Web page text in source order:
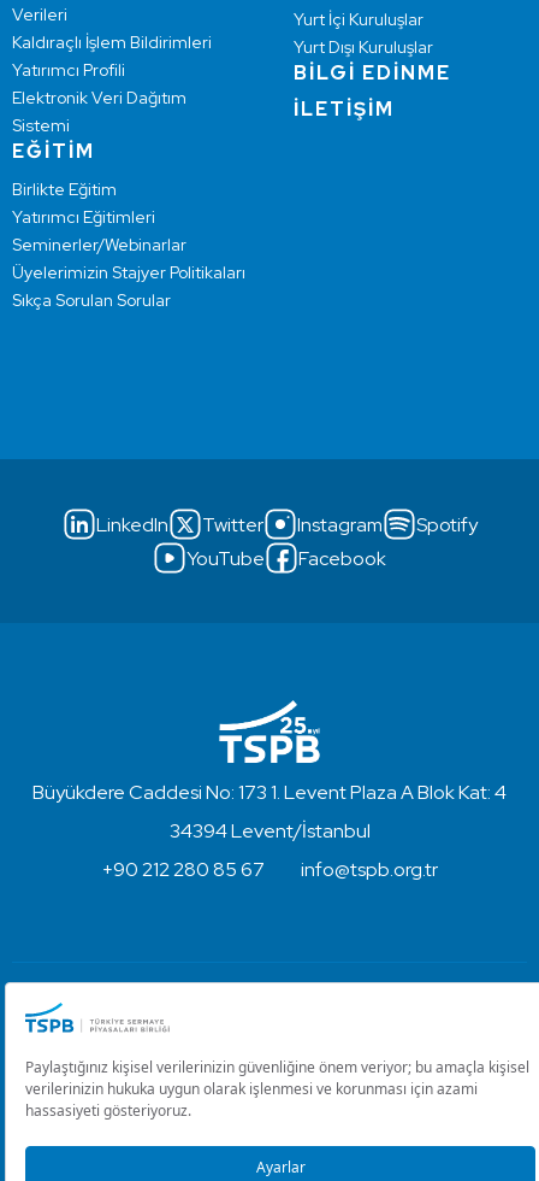
Verileri
Kaldıraçlı İşlem Bildirimleri
Yatırımcı Profili
Elektronik Veri Dağıtım
Sistemi
EĞİTİM
Birlikte Eğitim
Yatırımcı Eğitimleri
Seminerler/Webinarlar
Üyelerimizin Stajyer Politikaları
Sıkça Sorulan Sorular
Yurt İçi Kuruluşlar
Yurt Dışı Kuruluşlar
BİLGİ EDİNME
İLETİŞİM
LinkedIn Twitter Instagram
Spotify
YouTube
Facebook
Büyükdere Caddesi No: 173 1. Levent Plaza A Blok Kat: 4
34394 Levent/İstanbul
+90 212 280 85 67
info@tspb.org.tr
Kullanım Koşulları ve Gizlilik
Çerez Ayarlarını Düzenle